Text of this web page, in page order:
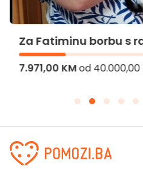
Za Fatiminu borbu s
7.971,00 KMod 40.000,00